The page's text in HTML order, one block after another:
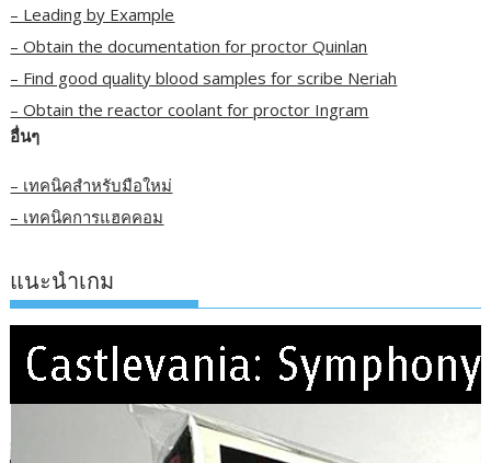
– Leading by Example
– Obtain the documentation for proctor Quinlan
– Find good quality blood samples for scribe Neriah
– Obtain the reactor coolant for proctor Ingram
อื่นๆ
– เทคนิคสำหรับมือใหม่
– เทคนิคการแฮคคอม
แนะนำเกม